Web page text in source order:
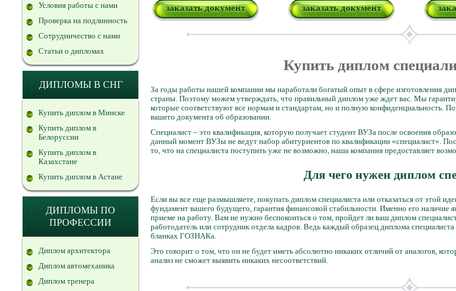
Условия работы с нами
Проверка на подлинность
Сотрудничество с нами
Статьи о дипломах
ДИПЛОМЫ В СНГ
Купить диплом в Минске
Купить диплом в
Белоруссии
Купить диплом в
Казахстане
Купить диплом в Астане
ДИПЛОМЫ ПО
ПРОФЕССИИ
Диплом архитектора
Диплом автомеханика
Диплом тренера
заказать документ заказать документ
Купить диплом
За годы работы нашей компании мы наработали богатый опыт в сфере изготовления
страны. Поэтому можем утверждать, что правильный диплом уже ждет вас. Мы
которые соответствуют все нормам и стандартам, но и полную конфиденциальность.
вашего документа об образовании.
Специалист – это квалификация, которую получает студент ВУЗа после освоения
данный момент ВУЗы не ведут набор абитуриентов по квалификации «специалист».
то, что на специалиста поступить уже не возможно, наша компания предоставляет
Для чего нужен диплом
Если вы все еще размышляете, покупать диплом специалиста или отказаться от этой
фундамент вашего будущего, гарантия финансовой стабильности. Именно его
приеме на работу. Вам не нужно беспокоиться о том, пройдет ли ваш диплом
работодатель или сотрудник отдела кадров. Ведь каждый образец диплома
бланках ГОЗНАКа.
Это говорит о том, что он не будет иметь абсолютно никаких отличий от аналогов,
анализ не сможет выявить никаких несоответствий.